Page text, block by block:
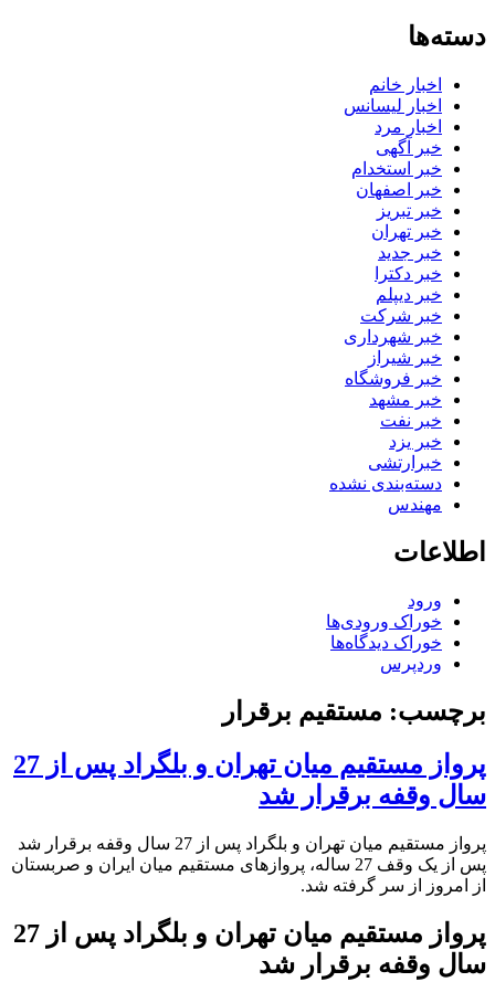
دسته‌ها
اخبار خانم
اخبار لیسانس
اخبار مرد
خبر آگهی
خبر استخدام
خبر اصفهان
خبر تبریز
خبر تهران
خبر جدید
خبر دکترا
خبر دیپلم
خبر شرکت
خبر شهرداری
خبر شیراز
خبر فروشگاه
خبر مشهد
خبر نفت
خبر یزد
خبرارتشی
دسته‌بندی نشده
مهندس
اطلاعات
ورود
خوراک ورودی‌ها
خوراک دیدگاه‌ها
وردپرس
برچسب: مستقیم برقرار
پرواز مستقیم میان تهران و بلگراد پس از 27
سال وقفه برقرار شد
پرواز مستقیم میان تهران و بلگراد پس از 27 سال وقفه برقرار شد
پس از یک وقف 27 ساله، پروازهای مستقیم میان ایران و صربستان
از امروز از سر گرفته شد.
پرواز مستقیم میان تهران و بلگراد پس از 27
سال وقفه برقرار شد